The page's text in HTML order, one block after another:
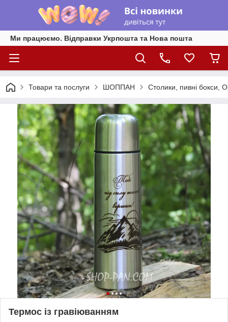
Ми працюємо. Відправки Укрпошта та Нова пошта
Товари та послуги ШОППАН Столики, пивні бокси,
Термос із гравіюванням